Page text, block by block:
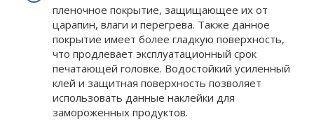
пленочное покрытие, защищающее их от
царапин, влаги и перегрева. Также данное
покрытие имеет более гладкую поверхность,
что продлевает эксплуатационный срок
печатающей головке. Водостойкий усиленный
клей и защитная поверхность позволяет
использовать данные наклейки для
замороженных продуктов.